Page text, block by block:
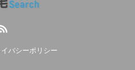
イバシーポリシー